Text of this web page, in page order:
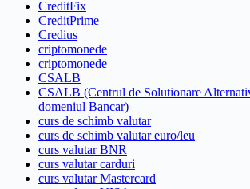
CreditFix
CreditPrime
Credius
criptomonede
criptomonede
CSALB
CSALB (Centrul de Solutionare
domeniul Bancar)
curs de schimb valutar
curs de schimb valutar euro/leu
curs valutar BNR
curs valutar carduri
curs valutar Mastercard